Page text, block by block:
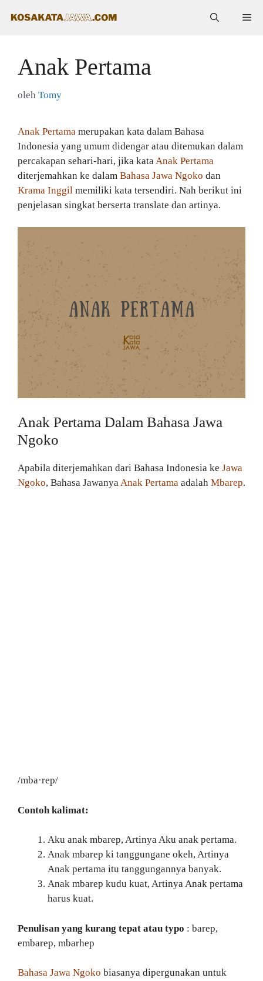
Anak Pertama
oleh Tomy
Anak Pertama merupakan kata dalam Bahasa
Indonesia yang umum didengar atau ditemukan dalam
percakapan sehari-hari, jika kata Anak Pertama
diterjemahkan ke dalam Bahasa Jawa Ngoko dan
Krama Inggil memiliki kata tersendiri. Nah berikut ini
penjelasan singkat berserta translate dan artinya.
Anak Pertama Dalam Bahasa Jawa
Ngoko
Apabila diterjemahkan dari Bahasa Indonesia ke Jawa
Ngoko, Bahasa Jawanya Anak Pertama adalah Mbarep.
/mba·rep/
Contoh kalimat:
Aku anak mbarep, Artinya Aku anak pertama.
Anak mbarep ki tanggungane okeh, Artinya
Anak pertama itu tanggungannya banyak.
Anak mbarep kudu kuat, Artinya Anak pertama
harus kuat.
Penulisan yang kurang tepat atau typo : barep,
embarep, mbarhep
Bahasa Jawa Ngoko biasanya dipergunakan untuk